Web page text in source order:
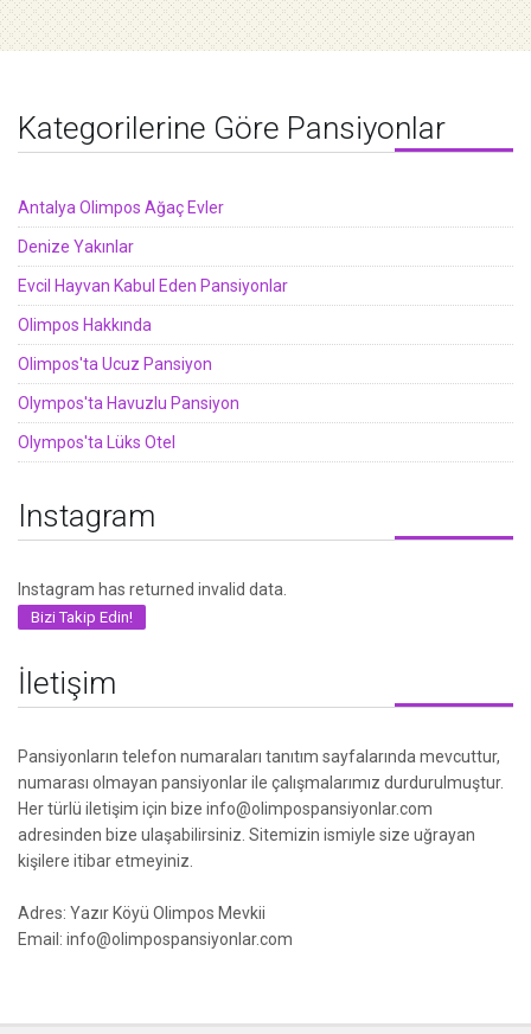
Kategorilerine Göre Pansiyonlar
Antalya Olimpos Ağaç Evler
Denize Yakınlar
Evcil Hayvan Kabul Eden Pansiyonlar
Olimpos Hakkında
Olimpos'ta Ucuz Pansiyon
Olympos'ta Havuzlu Pansiyon
Olympos'ta Lüks Otel
Instagram
Instagram has returned invalid data.
Bizi Takip Edin!
İletişim
Pansiyonların telefon numaraları tanıtım sayfalarında mevcuttur,
numarası olmayan pansiyonlar ile çalışmalarımız durdurulmuştur.
Her türlü iletişim için bize info@olimpospansiyonlar.com
adresinden bize ulaşabilirsiniz. Sitemizin ismiyle size uğrayan
kişilere itibar etmeyiniz.
Adres: Yazır Köyü Olimpos Mevkii
Email: info@olimpospansiyonlar.com